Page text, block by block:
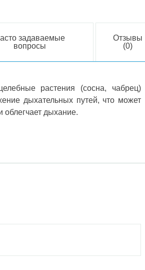
задаваемые
вопросы
Отзывы
(0)
растения (сосна, чабрец)
дыхательных путей, что может
дыхание.